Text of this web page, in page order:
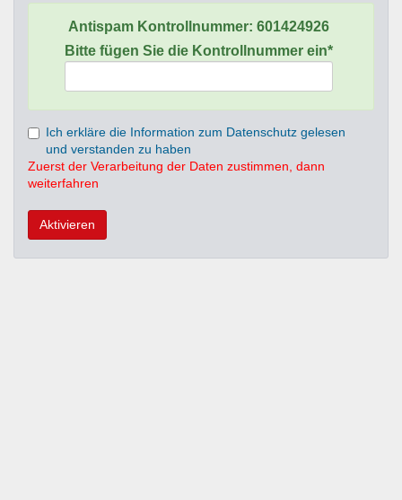
Antispam Kontrollnummer: 601424926
Bitte fügen Sie die Kontrollnummer ein*
Ich erkläre die Information zum Datenschutz gelesen
und verstanden zu haben
Zuerst der Verarbeitung der Daten zustimmen, dann
weiterfahren
Aktivieren